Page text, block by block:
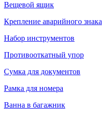
Вещевой ящик
Крепление аварийного знака
Набор инструментов
Противооткатный упор
Сумка для документов
Рамка для номера
Ванна в багажник